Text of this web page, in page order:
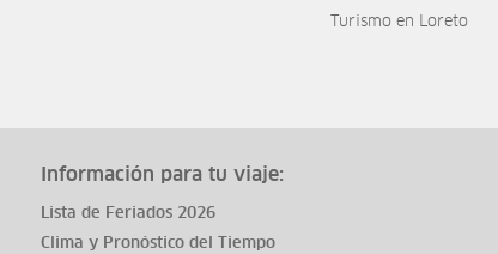
Turismo en Loreto
Información para tu viaje:
Lista de Feriados 2026
Clima y Pronóstico del Tiempo